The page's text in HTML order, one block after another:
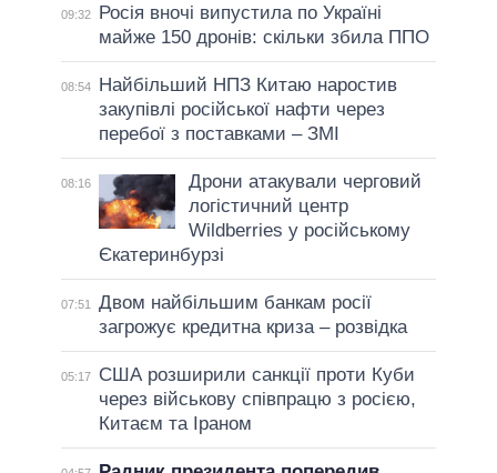
09:32
Росія вночі випустила по Україні
майже 150 дронів: скільки збила ППО
08:54
Найбільший НПЗ Китаю наростив
закупівлі російської нафти через
перебої з поставками – ЗМІ
08:16
Дрони атакували черговий
логістичний центр
Wildberries у російському
Єкатеринбурзі
07:51
Двом найбільшим банкам росії
загрожує кредитна криза – розвідка
05:17
США розширили санкції проти Куби
через військову співпрацю з росією,
Китаєм та Іраном